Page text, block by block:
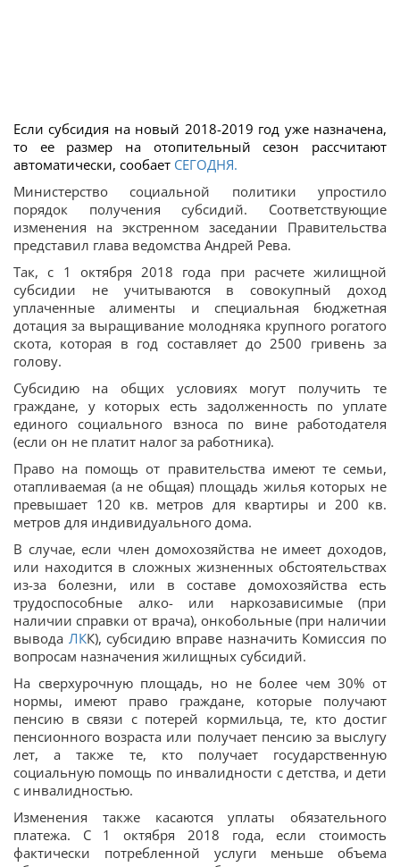
Если субсидия на новый 2018-2019 год уже назначена,
то ее размер на отопительный сезон рассчитают
автоматически, сообает СЕГОДНЯ.
Министерство социальной политики упростило
порядок получения субсидий. Соответствующие
изменения на экстренном заседании Правительства
представил глава ведомства Андрей Рева.
Так, с 1 октября 2018 года при расчете жилищной
субсидии не учитываются в совокупный доход
уплаченные алименты и специальная бюджетная
дотация за выращивание молодняка крупного рогатого
скота, которая в год составляет до 2500 гривень за
голову.
Субсидию на общих условиях могут получить те
граждане, у которых есть задолженность по уплате
единого социального взноса по вине работодателя
(если он не платит налог за работника).
Право на помощь от правительства имеют те семьи,
отапливаемая (а не общая) площадь жилья которых не
превышает 120 кв. метров для квартиры и 200 кв.
метров для индивидуального дома.
В случае, если член домохозяйства не имеет доходов,
или находится в сложных жизненных обстоятельствах
из-за болезни, или в составе домохозяйства есть
трудоспособные алко- или наркозависимые (при
наличии справки от врача), онкобольные (при наличии
вывода ЛКК), субсидию вправе назначить Комиссия по
вопросам назначения жилищных субсидий.
На сверхурочную площадь, но не более чем 30% от
нормы, имеют право граждане, которые получают
пенсию в связи с потерей кормильца, те, кто достиг
пенсионного возраста или получает пенсию за выслугу
лет, а также те, кто получает государственную
социальную помощь по инвалидности с детства, и дети
с инвалидностью.
Изменения также касаются уплаты обязательного
платежа. С 1 октября 2018 года, если стоимость
фактически потребленной услуги меньше объема